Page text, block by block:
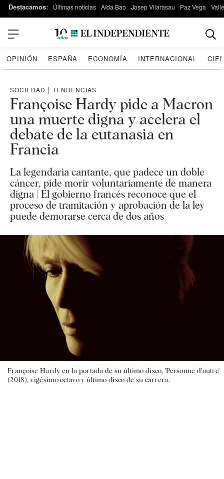
Destacamos: Últimas noticias Aída Bao Josep Vilarasau Paz Vega
OPINIÓN ESPAÑA ECONOMÍA INTERNACIONAL
SOCIEDAD | TENDENCIAS
Françoise Hardy pide a Macron
una muerte digna y acelera el
debate de la eutanasia en
Francia
La legendaria cantante, que padece un doble
cáncer, pide morir voluntariamente de manera
digna | El gobierno francés reconoce que el
proceso de tramitación y aprobación de la ley
puede demorarse cerca de dos años
Françoise Hardy en la portada de su último disco, 'Personne d'autre'
(2018), vigésimo octavo y último disco de su carrera.